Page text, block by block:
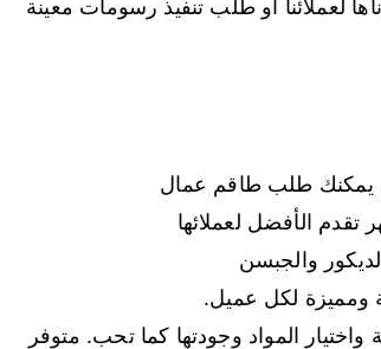
لعملائنا او طلب تنفيذ رسومات معينة
يمكنك طلب طاقم عمال
الأفضل لعملائها
والجبسن
ومميزة لكل عميل.
المواد وجودتها كما تحب. متوفر